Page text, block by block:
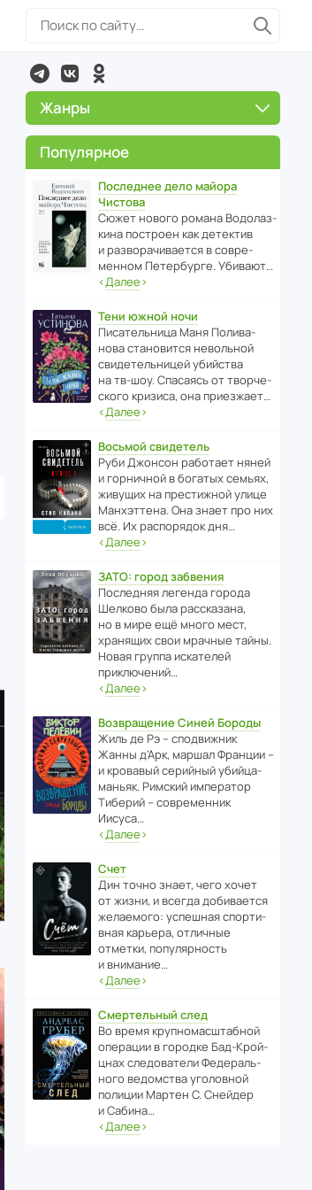
Жанры
Популярное
Последнее дело майора
Чистова
Сюжет нового романа Водо­ла­з­
кина пост­роен как дете­ктив
и разво­ра­чи­ва­ется в совре­
менном Пете­р­бурге. Убивают…
‹Далее›
Тени южной ночи
Писа­тель­ница Маня Поли­ва­
нова стано­вится невольной
свиде­тель­ницей убийства
на тв-шоу. Спасаясь от твор­че­
с­кого кризиса, она приезжает…
‹Далее›
Восьмой свидетель
Руби Джонсон рабо­тает няней
и горни­чной в богатых семьях,
живущих на прес­ти­жной улице
Манх­эт­тена. Она знает про них
всё. Их распо­рядок дня…
‹Далее›
ЗАТО: город забвения
После­дняя легенда города
Шелково была расска­зана,
но в мире ещё много мест,
хранящих свои мрачные тайны.
Новая группа иска­телей
приключений…
‹Далее›
Возвращение Синей Бороды
Жиль де Рэ – спод­ви­жник
Жанны д’Арк, маршал Франции –
и кровавый серийный убийца-
маньяк. Римский импе­ратор
Тиберий – совре­менник
Иисуса…
‹Далее›
Счет
Дин точно знает, чего хочет
от жизни, и всегда доби­ва­ется
жела­е­мого: успе­шная спор­ти­
вная карьера, отли­чные
отметки, попу­ля­р­ность
и внимание…
‹Далее›
Смертельный след
Во время круп­но­мас­ш­та­бной
операции в городке Бад‑Крой­
цнах следо­ва­тели Феде­раль­
ного ведомства уголо­вной
полиции Мартен С. Снейдер
и Сабина…
‹Далее›